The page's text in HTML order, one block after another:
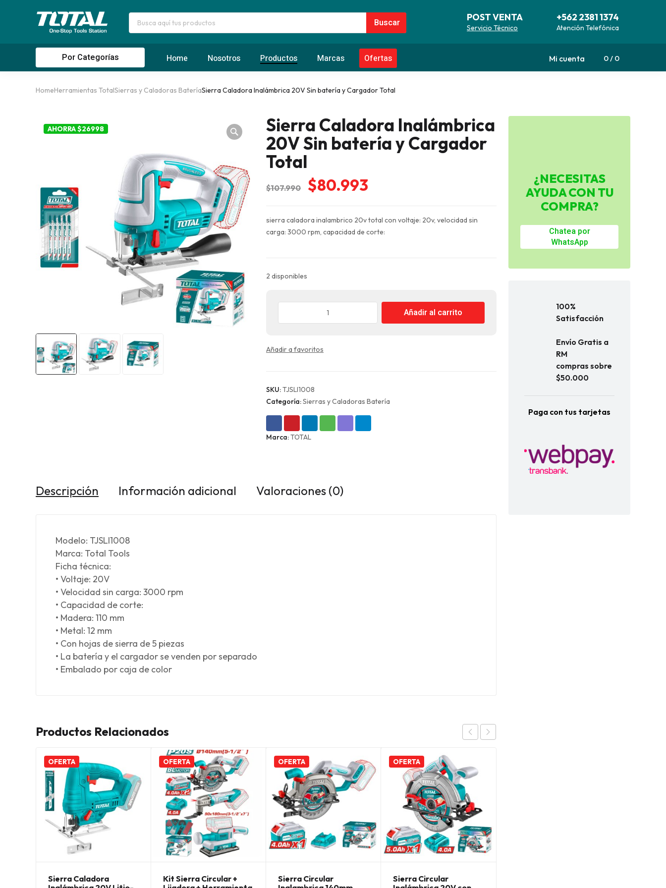
POST VENTA
Servicio Técnico
+562 2381 1374
Atención Telefónica
0 0
Mi cuenta
Por Categorías Home Nosotros Productos Marcas Ofertas
HomeHerramientas TotalSierras y Caladoras BateríaSierra Caladora Inalámbrica 20V Sin batería y Cargador Total
AHORRA $26998
Sierra Caladora Inalámbrica
20V Sin batería y Cargador
Total
$107.990
El
original
era:
$80.993
actual
es:
sierra caladora inalambrico 20v total con voltaje: 20v, velocidad sin
carga: 3000 rpm, capacidad de corte:
2 disponibles
Sin
Total
cantidad
Añadir al carrito
Añadir a favoritos
SKU:TJSLI1008
Categoría:Sierras y Caladoras Batería
Marca:TOTAL
Descripción Información adicional Valoraciones (0)
Modelo: TJSLI1008
Marca: Total Tools
Ficha técnica:
• Voltaje: 20V
• Velocidad sin carga: 3000 rpm
• Capacidad de corte:
• Madera: 110 mm
• Metal: 12 mm
• Con hojas de sierra de 5 piezas
• La batería y el cargador se venden por separado
• Embalado por caja de color
Productos Relacionados
OFERTA
Sierra Caladora
OFERTA
Kit Sierra Circular +
OFERTA
Sierra Circular
OFERTA
Sierra Circular
¿NECESITAS
AYUDA CON TU
COMPRA?
Chatea por
WhatsApp
100%
Satisfacción
Envío Gratis a
RM
compras sobre
$50.000
Paga con tus tarjetas